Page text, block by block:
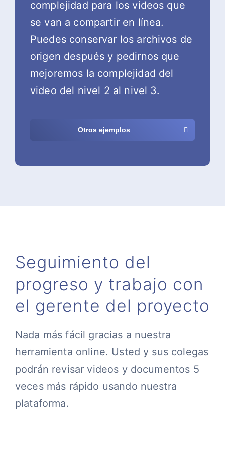
complejidad para los videos que
se van a compartir en línea.
Puedes conservar los archivos de
origen después y pedirnos que
mejoremos la complejidad del
video del nivel 2 al nivel 3.
Otros ejemplos
Seguimiento del
progreso y trabajo con
el gerente del proyecto
Nada más fácil gracias a nuestra
herramienta online. Usted y sus colegas
podrán revisar videos y documentos 5
veces más rápido usando nuestra
plataforma.